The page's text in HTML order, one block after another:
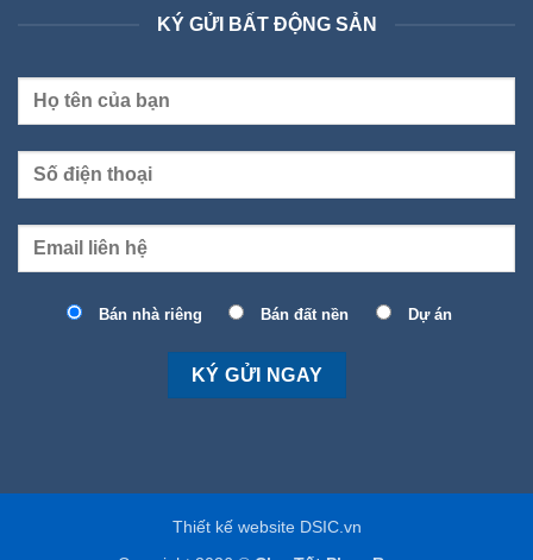
KÝ GỬI BẤT ĐỘNG SẢN
Bán nhà riêng Bán đất nền Dự án
Thiết kế website DSIC.vn